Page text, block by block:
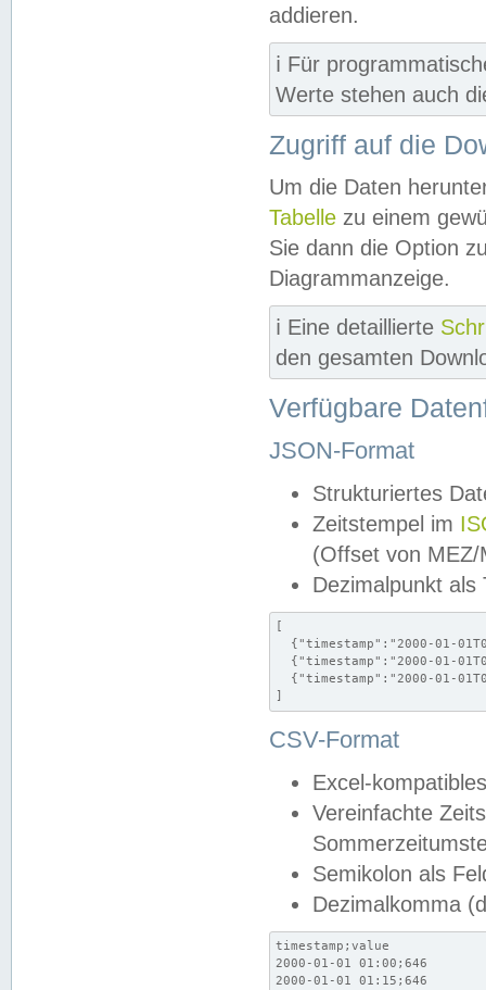
addieren.
ℹ️ Für
Werte stehen auch
Zugriff auf die
Um die Daten
Tabelle zu einem
Sie dann die Option
Diagrammanzeige.
ℹ️ Eine detaillierte
den gesamten
Verfügbare
JSON-Format
Strukturiertes
Zeitstempel im
(Offset von MEZ/
Dezimalpunkt als
[
{"timestamp":"2000-01-
{"timestamp":"2000-01-
{"timestamp":"2000-01-
]
CSV-Format
Excel-
Vereinfachte
Semikolon als
Dezimalkomma
timestamp;value
2000-01-01 01:00;646
2000-01-01 01:15;646